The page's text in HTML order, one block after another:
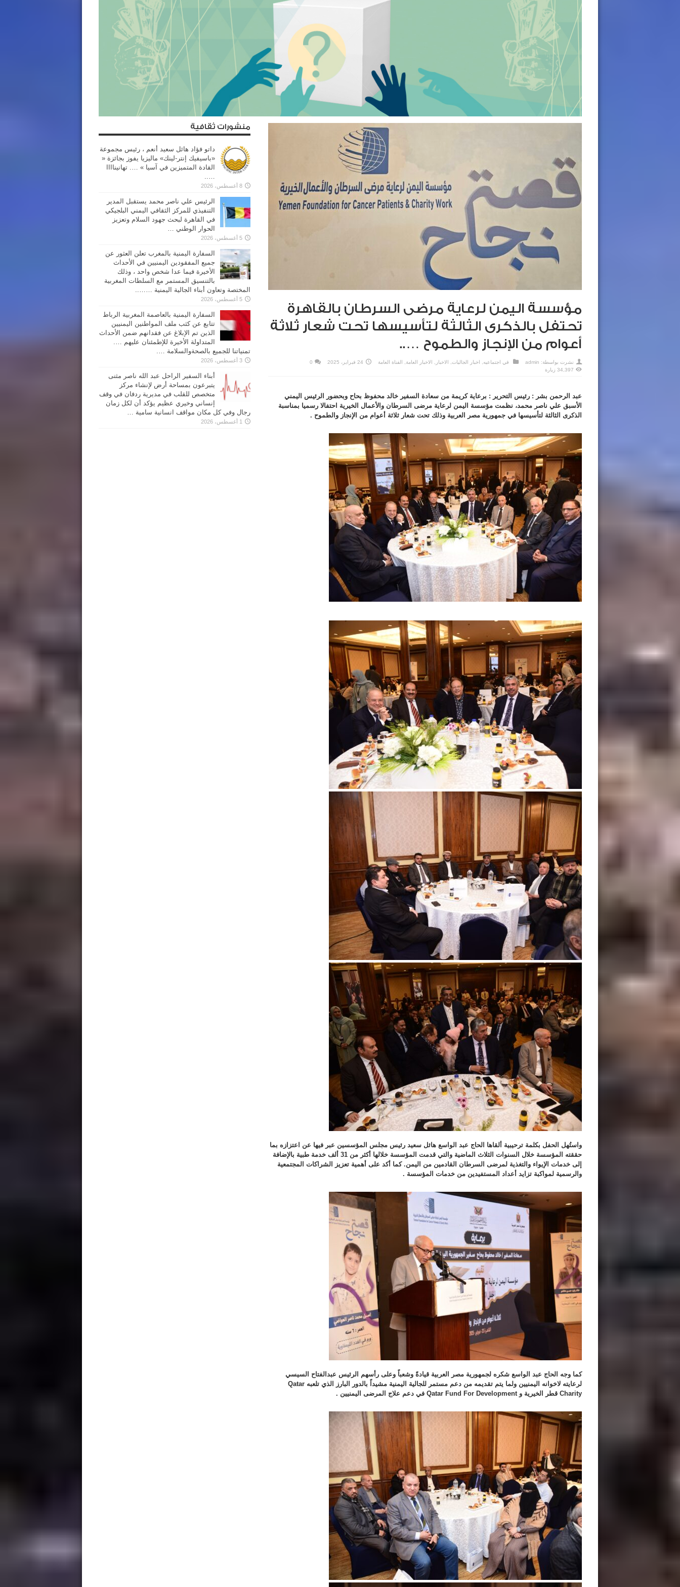
مؤسسة اليمن لرعاية مرضى السرطان بالقاهرة
تحتفل بالذكرى الثالثة لتأسيسها تحت شعار ثلاثة
أعوام من الإنجاز والطموح …..
نشرت بواسطة: admin في اجتماعيه اخبار الجاليات الاخبار الاخبار العامة الفناة العامة 24 فبراير، 2025
0
34,397 زيارة
عبد الرحمن بشر : رئيس التحرير : برعاية كريمة من سعادة السفير خالد محفوظ بحاح وبحضور الرئيس اليمني
الأسبق علي ناصر محمد، نظمت مؤسسة اليمن لرعاية مرضى السرطان والأعمال الخيرية احتفالا رسميا بمناسبة
الذكرى الثالثة لتأسيسها في جمهورية مصر العربية وذلك تحت شعار ثلاثة أعوام من الإنجاز والطموح .
واستُهل الحفل بكلمة ترحيبية ألقاها الحاج عبد الواسع هائل سعيد رئيس مجلس المؤسسين عبر فيها عن اعتزازه بما
حققته المؤسسة خلال السنوات الثلاث الماضية والتي قدمت المؤسسة خلالها أكثر من 31 ألف خدمة طبية بالإضافة
إلى خدمات الإيواء والتغذية لمرضى السرطان القادمين من اليمن. كما أكد على أهمية تعزيز الشراكات المجتمعية
والرسمية لمواكبة تزايد أعداد المستفيدين من خدمات المؤسسة .
كما وجه الحاج عبد الواسع شكره لجمهورية مصر العربية قيادةً وشعباً وعلى رأسهم الرئيس عبدالفتاح السيسي
لرعايته لاخوانه اليمنيين ولما يتم تقديمه من دعم مستمر للجالية اليمنية مشيداً بالدور البارز الذي تلعبه Qatar
Charity قطر الخيرية و Qatar Fund For Development في دعم علاج المرضى اليمنيين .
منشورات ثقافية
داتو فؤاد هائل سعيد أنعم ، رئيس مجموعة
«باسيفيك إنتر-لينك» ماليزيا يفوز بجائزة «
القادة المتميزين في آسيا » …. تهانيناااا
8 أغسطس، 2026
الرئيس علي ناصر محمد يستقبل المدير
التنفيذي للمركز الثقافي اليمني البلجيكي
في القاهرة لبحث جهود السلام وتعزيز
الحوار الوطني …
5 أغسطس، 2026
السفارة اليمنية بالمغرب تعلن العثور عن
جميع المفقودين اليمنيين في الأحداث
الأخيرة فيما عدا شخص واحد ، وذلك
بالتنسيق المستمر مع السلطات المغربية
المختصة وتعاون أبناء الجالية اليمنية ……..
5 أغسطس، 2026
السفارة اليمنية بالعاصمة المغربية الرباط
تتابع عن كثب ملف المواطنين اليمنيين
الذين تم الإبلاغ عن فقدانهم ضمن الأحداث
المتداولة الأخيرة للإطمئنان عليهم ….
تمنياتنا للجميع بالصحةوالسلامة ….
3 أغسطس، 2026
أبناء السفير الراحل عبد الله ناصر مثنى
يتبرعون بمساحة أرض لإنشاء مركز
متخصص للقلب في مديرية ردفان في وقف
إنساني وخيري عظيم يؤكد أن لكل زمان
رجال وفي كل مكان مواقف انسانية سامية …
1 أغسطس، 2026